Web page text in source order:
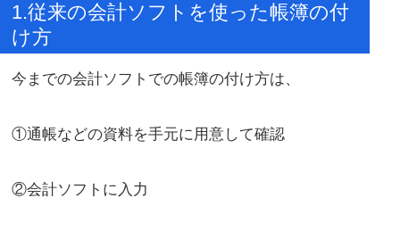
1.従来の会計ソフトを使った帳簿の付
け方
今までの会計ソフトでの帳簿の付け方は、
①通帳などの資料を手元に用意して確認
②会計ソフトに入力